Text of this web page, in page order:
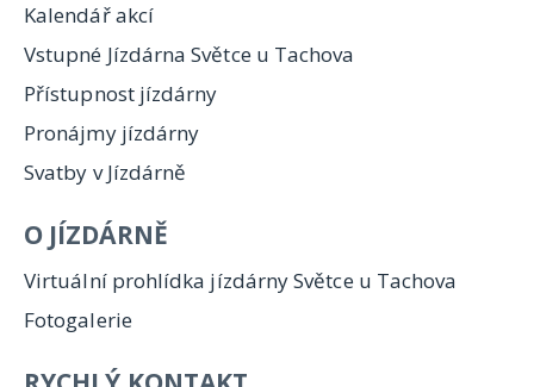
Kalendář akcí
Vstupné Jízdárna Světce u Tachova
Přístupnost jízdárny
Pronájmy jízdárny
Svatby v Jízdárně
O JÍZDÁRNĚ
Virtuální prohlídka jízdárny Světce u Tachova
Fotogalerie